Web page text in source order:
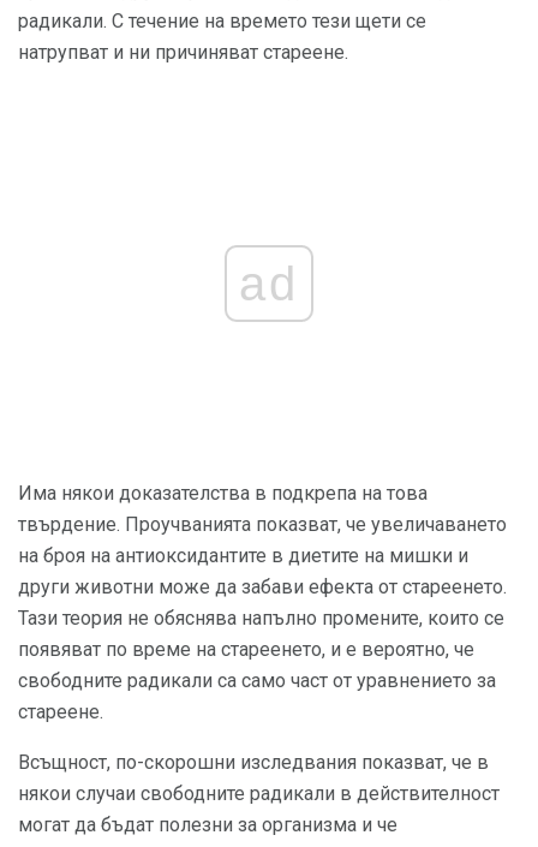
радикали. С течение на времето тези щети се
натрупват и ни причиняват стареене.
ad
Има някои доказателства в подкрепа на това
твърдение. Проучванията показват, че увеличаването
на броя на антиоксидантите в диетите на мишки и
други животни може да забави ефекта от стареенето.
Тази теория не обяснява напълно промените, които се
появяват по време на стареенето, и е вероятно, че
свободните радикали са само част от уравнението за
стареене.
Всъщност, по-скорошни изследвания показват, че в
някои случаи свободните радикали в действителност
могат да бъдат полезни за организма и че